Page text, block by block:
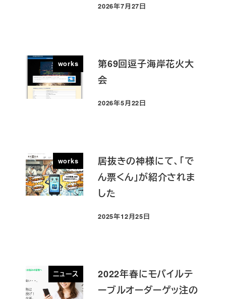
投稿日
2026年7月27日
works
第69回逗子海岸花火大
会
投稿日
2026年5月22日
works
居抜きの神様にて、「で
ん票くん」が紹介されま
した
投稿日
2025年12月25日
ニュース
2022年春にモバイルテ
ーブルオーダーゲッ注の